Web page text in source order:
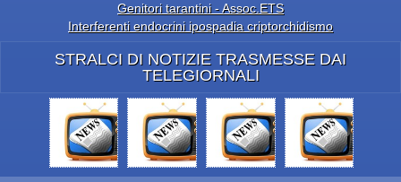
Genitori tarantini - Assoc.ETS
Interferenti endocrini ipospadia criptorchidismo
STRALCI DI NOTIZIE TRASMESSE DAI
TELEGIORNALI